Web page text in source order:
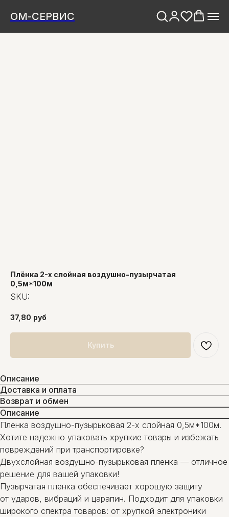
ОМ-СЕРВИС
Плёнка 2-х слойная воздушно-пузырчатая
0,5м*100м
SKU:
37,80 руб
Купить
Описание
Доставка и оплата
Возврат и обмен
Описание
Пленка воздушно-пузырьковая 2-х слойная 0,5м*100м.
Хотите надежно упаковать хрупкие товары и избежать
повреждений при транспортировке?
Двухслойная воздушно-пузырьковая пленка — отличное
решение для вашей упаковки!
Пузырчатая пленка обеспечивает хорошую защиту
от ударов, вибраций и царапин. Подходит для упаковки
широкого спектра товаров: от хрупкой электроники